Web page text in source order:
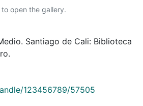
open the gallery.
Santiago de Cali: Biblioteca
123456789/57505